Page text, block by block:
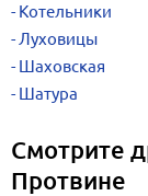
Котельники
Луховицы
Шаховская
Шатура
Смотрите
Протвине